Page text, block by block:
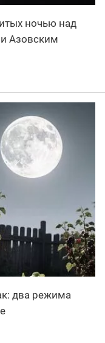
ночью над
Азовским
два режима